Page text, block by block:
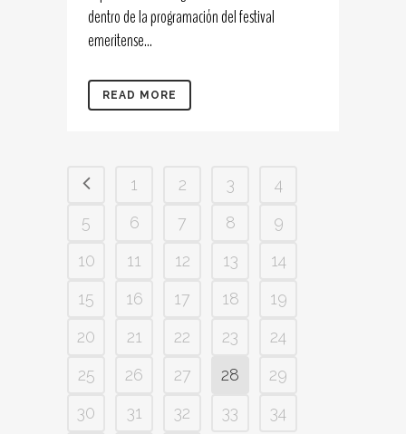
dentro de la programación del festival
emeritense...
READ MORE
1 2 3
4
5
6 7 8
9
10
11 12 13
14
15
16 17 18
19
20
21 22 23
24
25
26 27 28
29
30
31 32 33
34